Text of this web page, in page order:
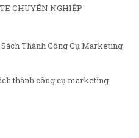
CHUYÊN NGHIỆP
Thành Công Cụ Marketing
thành công cụ marketing